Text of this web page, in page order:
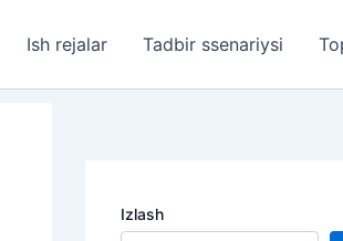
Ish rejalar Tadbir ssenariysi
Izlash